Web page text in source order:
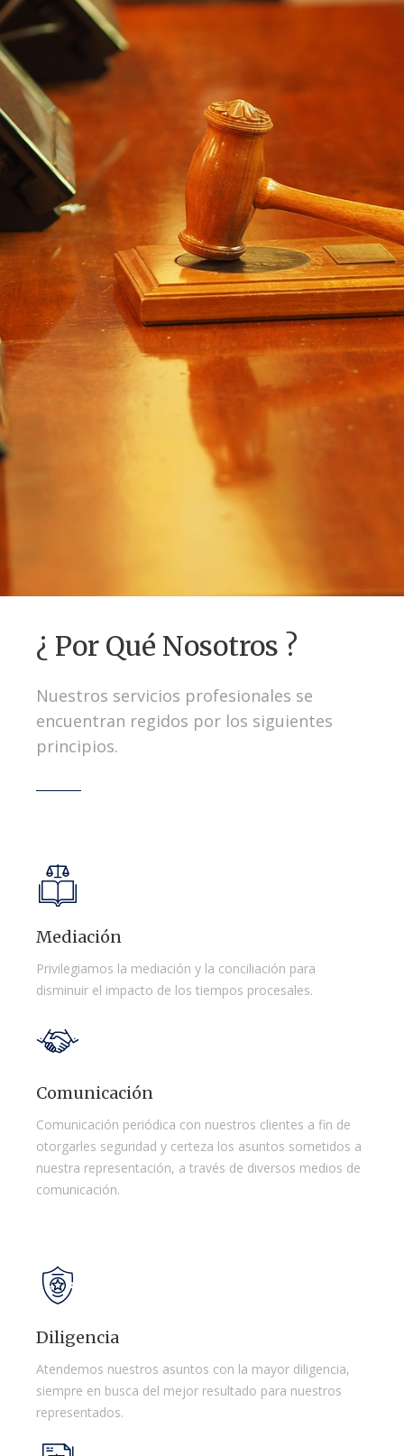
¿ Por Qué Nosotros ?
Nuestros servicios profesionales se
encuentran regidos por los siguientes
principios.
Mediación
Privilegiamos la mediación y la conciliación para
disminuir el impacto de los tiempos procesales.
Comunicación
Comunicación periódica con nuestros clientes a fin de
otorgarles seguridad y certeza los asuntos sometidos a
nuestra representación, a través de diversos medios de
comunicación.
Diligencia
Atendemos nuestros asuntos con la mayor diligencia,
siempre en busca del mejor resultado para nuestros
representados.